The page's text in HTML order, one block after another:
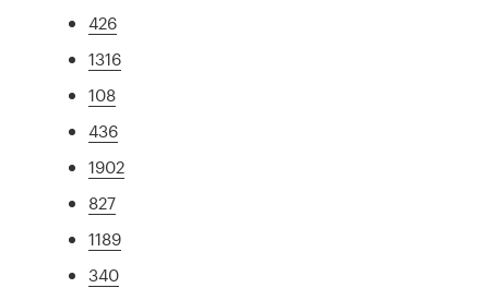
426
1316
108
436
1902
827
1189
340